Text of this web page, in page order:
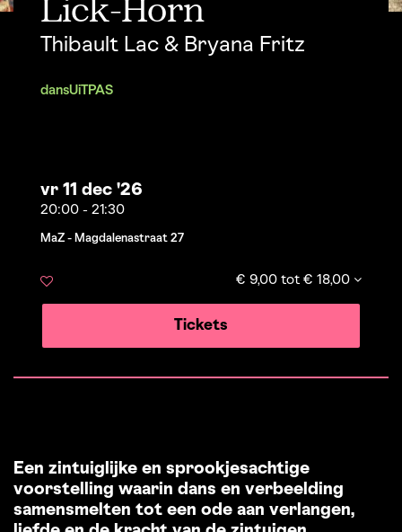
Lick-Horn
Thibault Lac & Bryana Fritz
dansUiTPAS
vr 11 dec '26
20:00 - 21:30
MaZ - Magdalenastraat 27
€ 9,00 tot € 18,00
Tickets
Een zintuiglijke en sprookjesachtige
voorstelling waarin dans en verbeelding
samensmelten tot een ode aan verlangen,